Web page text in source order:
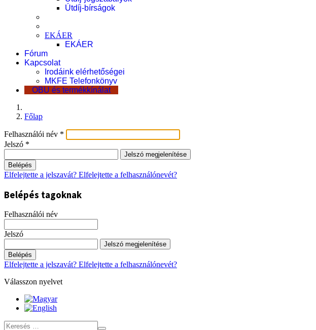
Útdíj-bírságok
EKÁER
EKÁER
Fórum
Kapcsolat
Irodáink elérhetőségei
MKFE Telefonkönyv
OBU és termékkínálat
Főlap
Felhasználói név *
Jelszó *
Jelszó megjelenítése
Belépés
Elfelejtette a jelszavát? Elfelejtette a felhasználónevét?
Belépés tagoknak
Felhasználói név
Jelszó
Jelszó megjelenítése
Belépés
Elfelejtette a jelszavát? Elfelejtette a felhasználónevét?
Válasszon nyelvet